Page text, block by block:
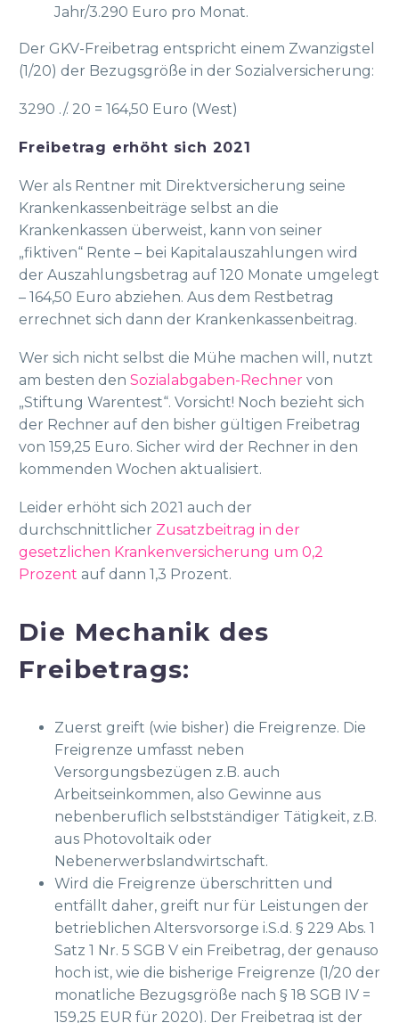
Jahr/3.290 Euro pro Monat.
Der GKV-Freibetrag entspricht einem Zwanzigstel
(1/20) der Bezugsgröße in der Sozialversicherung:
3290 ./. 20 = 164,50 Euro (West)
Freibetrag erhöht sich 2021
Wer als Rentner mit Direktversicherung seine
Krankenkassenbeiträge selbst an die
Krankenkassen überweist, kann von seiner
„fiktiven“ Rente – bei Kapitalauszahlungen wird
der Auszahlungsbetrag auf 120 Monate umgelegt
– 164,50 Euro abziehen. Aus dem Restbetrag
errechnet sich dann der Krankenkassenbeitrag.
Wer sich nicht selbst die Mühe machen will, nutzt
am besten den Sozial­abgaben-Rechner von
„Stiftung Warentest“. Vorsicht! Noch bezieht sich
der Rechner auf den bisher gültigen Freibetrag
von 159,25 Euro. Sicher wird der Rechner in den
kommenden Wochen aktualisiert.
Leider erhöht sich 2021 auch der
durchschnittlicher Zusatzbeitrag in der
gesetzlichen Krankenversicherung um 0,2
Prozent auf dann 1,3 Prozent.
Die Mechanik des
Freibetrags:
Zuerst greift (wie bisher) die Freigrenze. Die
Freigrenze umfasst neben
Versorgungsbezügen z.B. auch
Arbeitseinkommen, also Gewinne aus
nebenberuflich selbstständiger Tätigkeit, z.B.
aus Photovoltaik oder
Nebenerwerbslandwirtschaft.
Wird die Freigrenze überschritten und
entfällt daher, greift nur für Leistungen der
betrieblichen Altersvorsorge i.S.d. § 229 Abs. 1
Satz 1 Nr. 5 SGB V ein Freibetrag, der genauso
hoch ist, wie die bisherige Freigrenze (1/20 der
monatliche Bezugsgröße nach § 18 SGB IV =
159,25 EUR für 2020). Der Freibetrag ist der